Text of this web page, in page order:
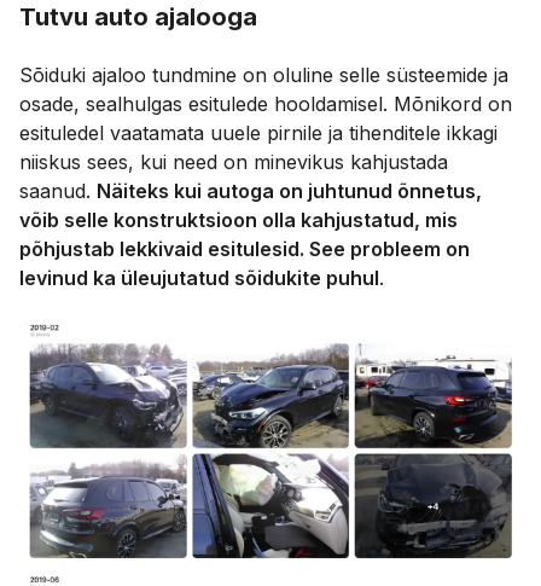
Tutvu auto ajalooga
Sõiduki ajaloo tundmine on oluline selle süsteemide ja
osade, sealhulgas esitulede hooldamisel. Mõnikord on
esituledel vaatamata uuele pirnile ja tihenditele ikkagi
niiskus sees, kui need on minevikus kahjustada
saanud. Näiteks kui autoga on juhtunud õnnetus,
võib selle konstruktsioon olla kahjustatud, mis
põhjustab lekkivaid esitulesid. See probleem on
levinud ka üleujutatud sõidukite puhul.